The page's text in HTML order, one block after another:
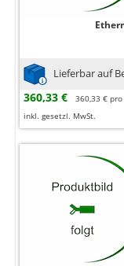
Lieferbar auf
360,33 €
360,33 € pro
inkl. gesetzl. MwSt.